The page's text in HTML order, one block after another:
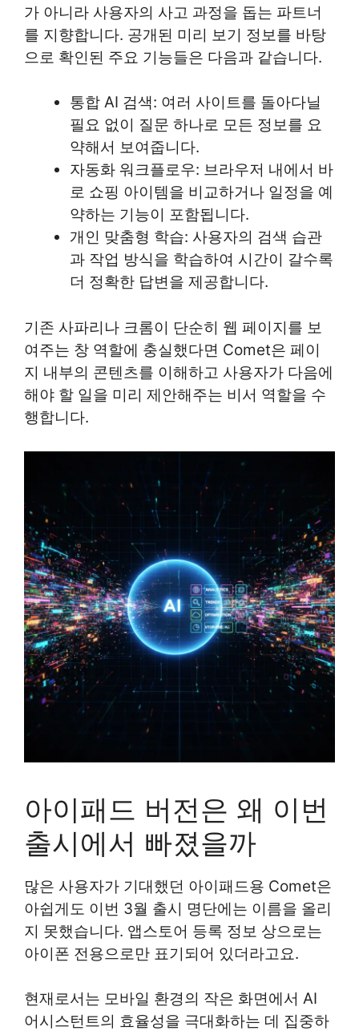
가 아니라 사용자의 사고 과정을 돕는 파트너
를 지향합니다. 공개된 미리 보기 정보를 바탕
으로 확인된 주요 기능들은 다음과 같습니다.
통합 AI 검색: 여러 사이트를 돌아다닐
필요 없이 질문 하나로 모든 정보를 요
약해서 보여줍니다.
자동화 워크플로우: 브라우저 내에서 바
로 쇼핑 아이템을 비교하거나 일정을 예
약하는 기능이 포함됩니다.
개인 맞춤형 학습: 사용자의 검색 습관
과 작업 방식을 학습하여 시간이 갈수록
더 정확한 답변을 제공합니다.
기존 사파리나 크롬이 단순히 웹 페이지를 보
여주는 창 역할에 충실했다면 Comet은 페이
지 내부의 콘텐츠를 이해하고 사용자가 다음에
해야 할 일을 미리 제안해주는 비서 역할을 수
행합니다.
아이패드 버전은 왜 이번
출시에서 빠졌을까
많은 사용자가 기대했던 아이패드용 Comet은
아쉽게도 이번 3월 출시 명단에는 이름을 올리
지 못했습니다. 앱스토어 등록 정보 상으로는
아이폰 전용으로만 표기되어 있더라고요.
현재로서는 모바일 환경의 작은 화면에서 AI
어시스턴트의 효율성을 극대화하는 데 집중하